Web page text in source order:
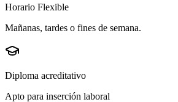
Horario Flexible
Mañanas, tardes o fines de semana.
Diploma acreditativo
Apto para inserción laboral